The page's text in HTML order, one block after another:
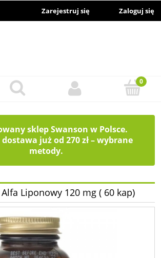
Zarejestruj się Zaloguj się
sklep Swanson w Polsce.
już od 270 zł – wybrane
metody.
Liponowy 120 mg ( 60 kap)